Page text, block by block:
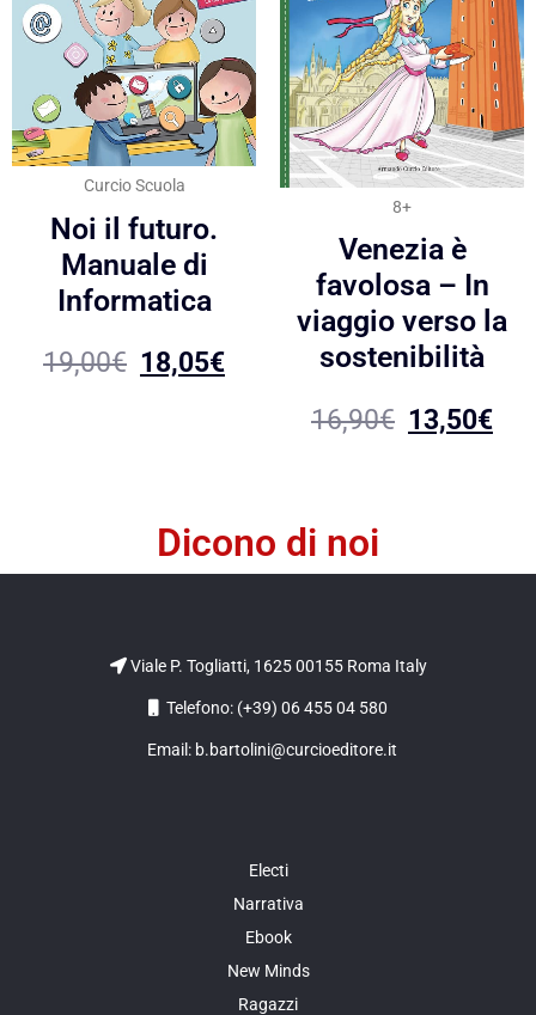
Curcio Scuola
Noi il futuro.
Manuale di
Informatica
19,00€ 18,05€
8+
Venezia è
favolosa – In
viaggio verso la
sostenibilità
16,90€ 13,50€
Dicono di noi
Viale P. Togliatti, 1625 00155 Roma Italy
Telefono: (+39) 06 455 04 580
Email: b.bartolini@curcioeditore.it
Electi
Narrativa
Ebook
New Minds
Ragazzi